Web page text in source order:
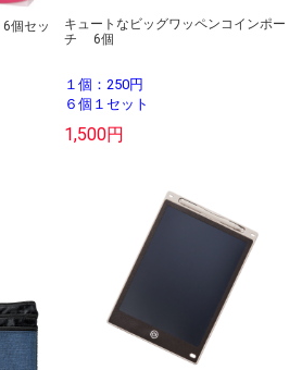
個セッ
キュートなビッグワッペンコインポー
チ 6個
１個：250円
６個１セット
1,500円